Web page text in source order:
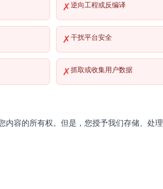
✗逆向工程或反编译
✗干扰平台安全
✗抓取或收集用户数据
内容的所有权。但是，您授予我们存储、处